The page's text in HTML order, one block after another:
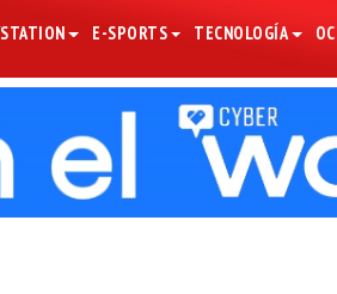
E-SPORTS TECNOLOGÍA